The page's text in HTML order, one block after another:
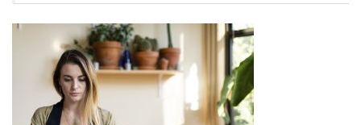
事